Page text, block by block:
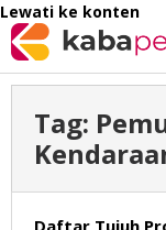
Lewati ke konten
Tag:
Daftar Tujuh